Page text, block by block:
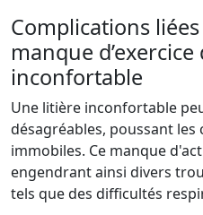
Complications liées
manque
inconfortable
Une litière inconfortable
désagréables, poussant les
immobiles. Ce manque
engendrant ainsi divers
tels que des difficultés